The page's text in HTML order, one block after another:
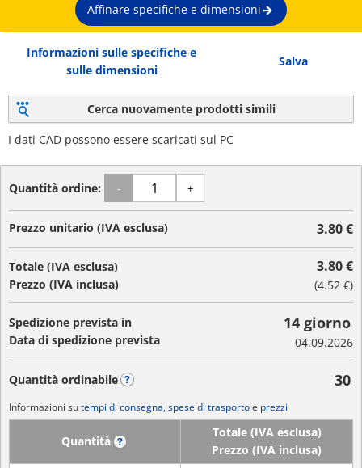
Affinare specifiche e dimensioni
Informazioni sulle specifiche e
sulle dimensioni
Salva
Cerca nuovamente prodotti simili
I dati CAD possono essere scaricati sul PC
Quantità ordine: - +
Prezzo unitario (IVA esclusa) 3.80 €
Totale (IVA esclusa)
Prezzo (IVA inclusa)
3.80 €
(4.52 €)
Spedizione prevista in
Data di spedizione prevista
14 giorno
04.09.2026
Quantità ordinabile 30
Informazioni sutempi di consegna, spese di trasportoe prezzi
Quantità
Totale (IVA esclusa)
Prezzo (IVA inclusa)